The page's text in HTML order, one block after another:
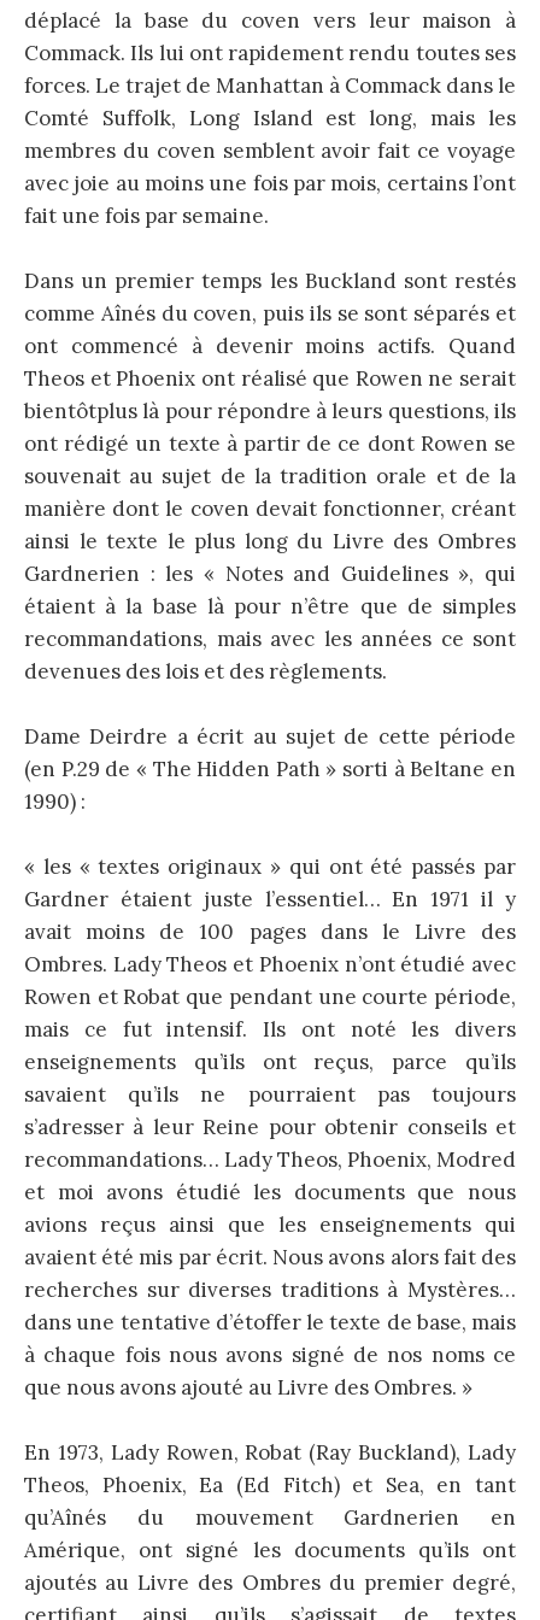
déplacé la base du coven vers leur maison à
Commack. Ils lui ont rapidement rendu toutes ses
forces. Le trajet de Manhattan à Commack dans le
Comté Suffolk, Long Island est long, mais les
membres du coven semblent avoir fait ce voyage
avec joie au moins une fois par mois, certains l’ont
fait une fois par semaine.
Dans un premier temps les Buckland sont restés
comme Aînés du coven, puis ils se sont séparés et
ont commencé à devenir moins actifs. Quand
Theos et Phoenix ont réalisé que Rowen ne serait
bientôtplus là pour répondre à leurs questions, ils
ont rédigé un texte à partir de ce dont Rowen se
souvenait au sujet de la tradition orale et de la
manière dont le coven devait fonctionner, créant
ainsi le texte le plus long du Livre des Ombres
Gardnerien : les « Notes and Guidelines », qui
étaient à la base là pour n’être que de simples
recommandations, mais avec les années ce sont
devenues des lois et des règlements.
Dame Deirdre a écrit au sujet de cette période
(en P.29 de « The Hidden Path » sorti à Beltane en
1990) :
« les « textes originaux » qui ont été passés par
Gardner étaient juste l’essentiel… En 1971 il y
avait moins de 100 pages dans le Livre des
Ombres. Lady Theos et Phoenix n’ont étudié avec
Rowen et Robat que pendant une courte période,
mais ce fut intensif. Ils ont noté les divers
enseignements qu’ils ont reçus, parce qu’ils
savaient qu’ils ne pourraient pas toujours
s’adresser à leur Reine pour obtenir conseils et
recommandations… Lady Theos, Phoenix, Modred
et moi avons étudié les documents que nous
avions reçus ainsi que les enseignements qui
avaient été mis par écrit. Nous avons alors fait des
recherches sur diverses traditions à Mystères…
dans une tentative d’étoffer le texte de base, mais
à chaque fois nous avons signé de nos noms ce
que nous avons ajouté au Livre des Ombres. »
En 1973, Lady Rowen, Robat (Ray Buckland), Lady
Theos, Phoenix, Ea (Ed Fitch) et Sea, en tant
qu’Aînés du mouvement Gardnerien en
Amérique, ont signé les documents qu’ils ont
ajoutés au Livre des Ombres du premier degré,